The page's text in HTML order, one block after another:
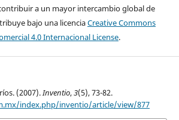
a un mayor intercambio global de
bajo una licenciaCreative Commons
4.0 Internacional License.
(2007).Inventio,3(5), 73-82.
index.php/inventio/article/view/877